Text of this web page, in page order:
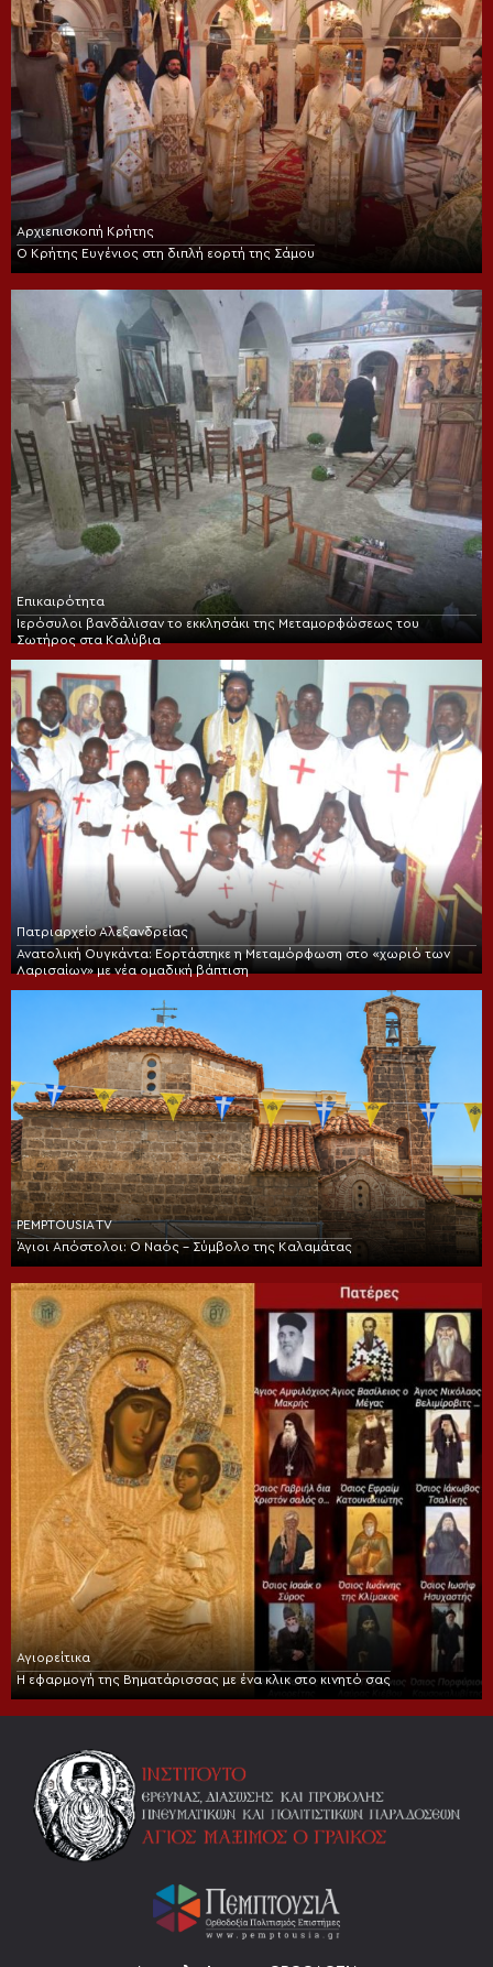
Αρχιεπισκοπή Κρήτης
Ο Κρήτης Ευγένιος στη διπλή εορτή της Σάμου
Επικαιρότητα
Ιερόσυλοι βανδάλισαν το εκκλησάκι της Μεταμορφώσεως του
Σωτήρος στα Καλύβια
Πατριαρχείο Αλεξανδρείας
Ανατολική Ουγκάντα: Εορτάστηκε η Μεταμόρφωση στο «χωριό των
Λαρισαίων» με νέα ομαδική βάπτιση
PEMPTOUSIA TV
Άγιοι Απόστολοι: Ο Ναός – Σύμβολο της Καλαμάτας
Αγιορείτικα
Η εφαρμογή της Βηματάρισσας με ένα κλικ στο κινητό σας